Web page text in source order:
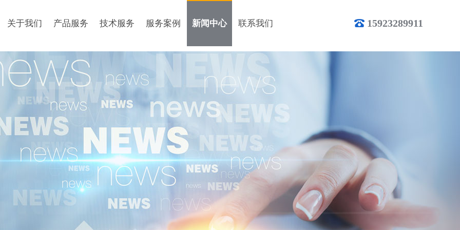
关于我们 产品服务 技术服务 服务案例 新闻中心 联系我们 15923289911